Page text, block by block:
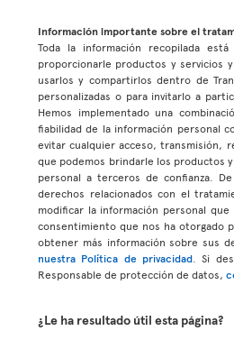
Información importante sobre el
Toda la información recopilada
proporcionarle productos y servicios
usarlos y compartirlos dentro de
personalizadas o para invitarlo a
Hemos implementado una
fiabilidad de la información personal
evitar cualquier acceso, transmisión,
que podemos brindarle los productos
personal a terceros de confianza.
derechos relacionados con el
modificar la información personal
consentimiento que nos ha otorgado
obtener más información sobre sus
nuestra Política de privacidad . Si
Responsable de protección de datos,
¿Le ha resultado útil esta página?